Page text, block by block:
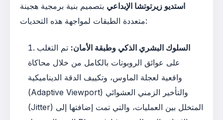
استديو زيرتوتشا الإبداعي بتصميم بنية برمجية هجينة
متعددة الطبقات لمواجهة هذه التحديات:
السلوك البشري الذكي وطبقة الأمان: تم التغلب
على عوائق الروبوتات بالكامل من خلال محاكاة
واقعية لعجلة الماوس، وتكييف الدقة الديناميكية
(Adaptive Viewport) والتأخير الزمني العشوائي
(Jitter) المتخلل بين العمليات، والتي تمت إضافتها إلى